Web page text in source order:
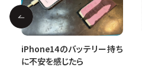
iPhone14のバッテリー持ち
に不安を感じたら